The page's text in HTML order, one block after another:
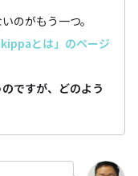
のがもう一つ。
とは」のページ
ですが、どのよう